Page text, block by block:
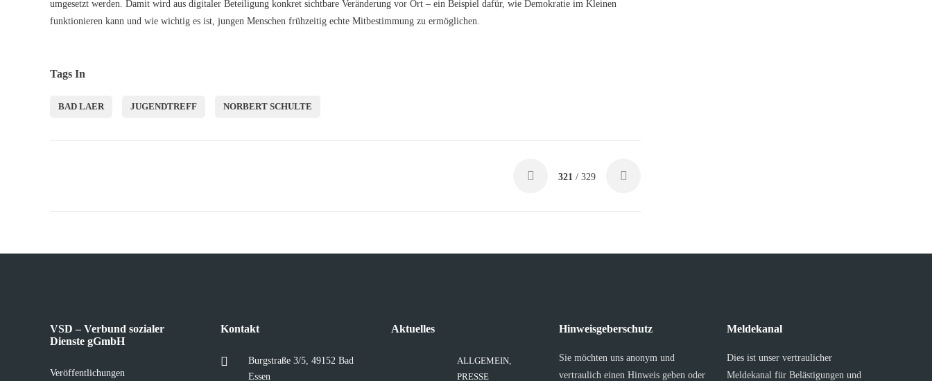
umgesetzt werden. Damit wird aus digitaler Beteiligung konkret sichtbare Veränderung vor Ort – ein Beispiel dafür, wie Demokratie im Kleinen
funktionieren kann und wie wichtig es ist, jungen Menschen frühzeitig echte Mitbestimmung zu ermöglichen.
Tags In
BAD LAER JUGENDTREFF NORBERT SCHULTE
321 / 329
VSD – Verbund sozialer
Dienste gGmbH
Veröffentlichungen
Kontakt
Burgstraße 3/5, 49152 Bad
Essen
Aktuelles
ALLGEMEIN,
PRESSE
Hinweisgeberschutz
Sie möchten uns anonym und
vertraulich einen Hinweis geben oder
Meldekanal
Dies ist unser vertraulicher
Meldekanal für Belästigungen und